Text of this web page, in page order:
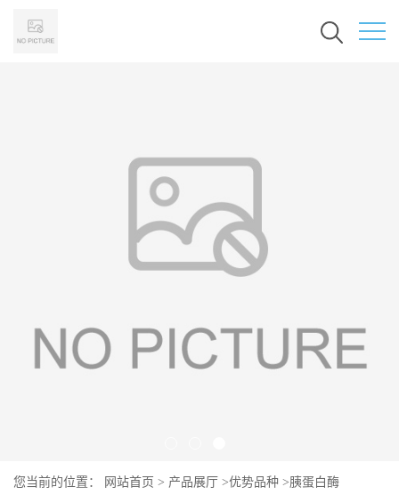
您当前的位置： 网站首页 > 产品展厅 >优势品种 >胰蛋白酶